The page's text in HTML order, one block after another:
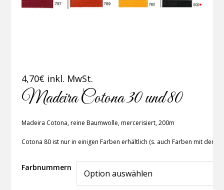
4,70€ inkl. MwSt.
Madeira Cotona 30 und 80
Madeira Cotona, reine Baumwolle, mercerisiert, 200m
Cotona 80 ist nur in einigen Farben erhältlich (s. auch Farben mit dem
Farbnummern